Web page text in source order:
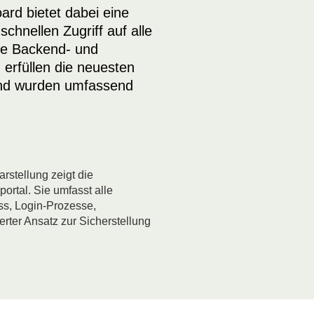
bietet dabei eine
Zugriff auf alle
Backend- und
die neuesten
wurden umfassend
zeigt die
Sie umfasst alle
Login-Prozesse,
Ansatz zur Sicherstellung